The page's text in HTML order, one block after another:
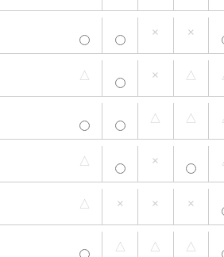
× ×
五分袖/L-
△
五分袖/3
L-4L
五分袖/5
×
五分袖/7
△
長
五分袖/L-
五分袖/3
L-4L
五分袖/5
△
五分袖/7
△
長
五分袖/L-
△
五分袖/3
L-4L
五分袖/5
×
五分袖/7
長
五分袖/L-
△
五分袖/3
L-4L
×
五分袖/5
×
五分袖/7
L-8L
×
長
五分袖/L-
五分袖/3
△
五分袖/5
△
五分袖/7
△
長
五分袖/L-
五分袖/3
五分袖/5
五分袖/7
長